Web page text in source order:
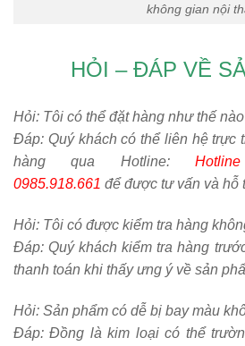
không gian nội
HỎI – ĐÁP VỀ
Hỏi: Tôi có thể đặt hàng như thế
Đáp: Quý khách có thể liên hệ trực
hàng qua Hotline:
0985.918.661 để được tư vấn và hỗ
Hỏi: Tôi có được kiểm tra hàng
Đáp: Quý khách kiểm tra hàng
thanh toán khi thấy ưng ý về sản
Hỏi: Sản phẩm có dễ bị bay màu
Đáp: Đồng là kim loại có thể